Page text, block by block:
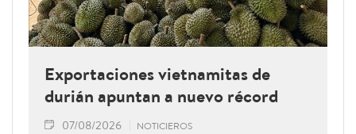
Exportaciones vietnamitas de
durián apuntan a nuevo récord
07/08/2026 NOTICIEROS